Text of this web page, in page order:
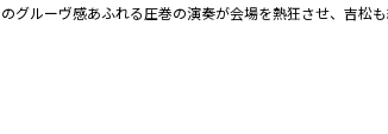
グルーヴ感あふれる圧巻の演奏が会場を熱狂させ、吉松